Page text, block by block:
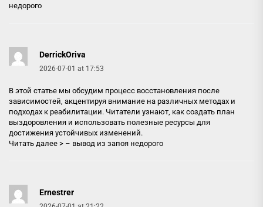
недорого
DerrickOriva
2026-07-01 at 17:53
В этой статье мы обсудим процесс восстановления после
зависимостей, акцентируя внимание на различных методах и
подходах к реабилитации. Читатели узнают, как создать план
выздоровления и использовать полезные ресурсы для
достижения устойчивых изменений.
Читать далее > – вывод из запоя недорого
Ernestrer